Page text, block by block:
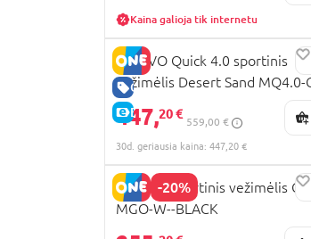
Kaina galioja tik internetu
GERA KAINA
E-KAINA
MUUVO Quick 4.0 sportinis
vežimėlis Desert Sand MQ4.0-
DESERT-SAND
447,20 €
559,00 €
30d. geriausia kaina: 447,20 €
-20%
MUUVO sportinis vežimėlis GO,
MGO-W--BLACK